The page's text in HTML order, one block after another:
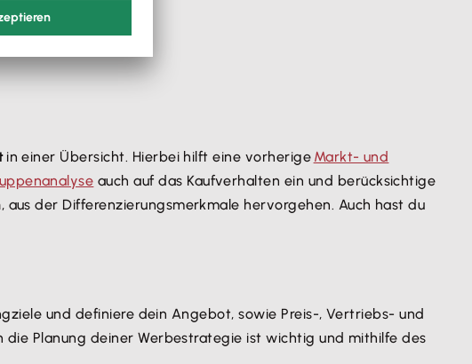
in einer Übersicht. Hierbei hilft eine vorherige Markt- und
auch auf das Kaufverhalten ein und berücksichtige
, aus der Differenzierungsmerkmale hervorgehen. Auch hast du
und definiere dein Angebot, sowie Preis-, Vertriebs- und
Planung deiner Werbestrategie ist wichtig und mithilfe des